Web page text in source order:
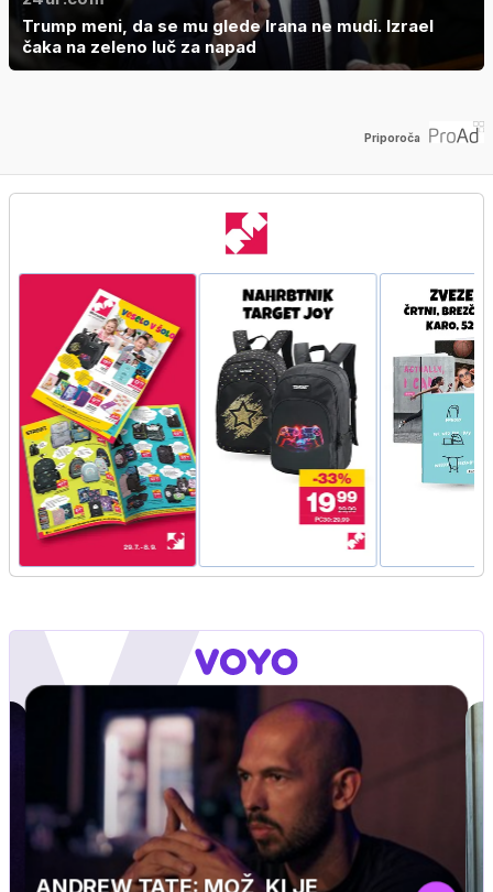
Trump meni, da se mu glede Irana ne mudi. Izrael
čaka na zeleno luč za napad
Priporoča